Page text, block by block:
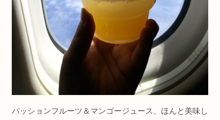
パッションフルーツ＆マンゴージュース、ほんと美味し